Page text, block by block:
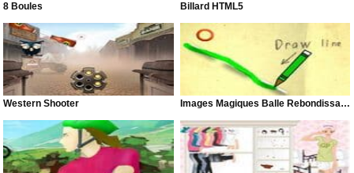
8 Boules Billard HTML5
Western Shooter Images Magiques Balle Rebondissante